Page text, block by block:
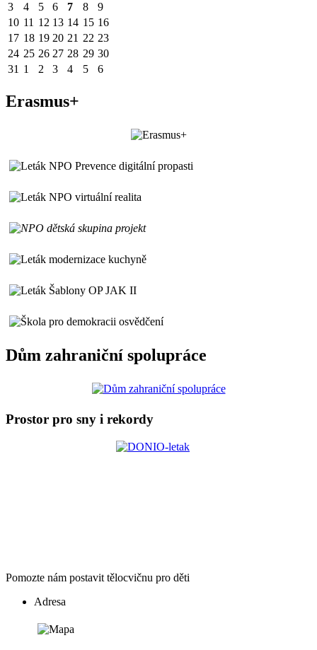
3
4 5 6 7 8
9
10 11 12 13 14 15 16
17 18 19 20 21 22 23
24 25 26 27 28 29 30
31 1 2 3 4 5 6
Erasmus+
Dům zahraniční spolupráce
Prostor pro sny i rekordy
Pomozte nám postavit tělocvičnu pro děti
Adresa